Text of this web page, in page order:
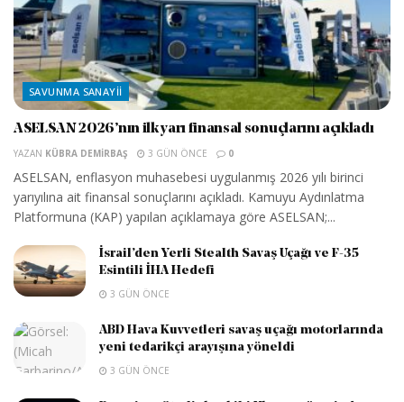
SAVUNMA SANAYII
ASELSAN 2026’nın ilk yarı finansal sonuçlarını açıkladı
YAZAN KÜBRA DEMIRBAŞ 3 GÜN ÖNCE 0
ASELSAN, enflasyon muhasebesi uygulanmış 2026 yılı birinci
yarıyılına ait finansal sonuçlarını açıkladı. Kamuyu Aydınlatma
Platformuna (KAP) yapılan açıklamaya göre ASELSAN;...
İsrail’den Yerli Stealth Savaş Uçağı ve F-35
Esintili İHA Hedefi
3 GÜN ÖNCE
ABD Hava Kuvvetleri savaş uçağı motorlarında
yeni tedarikçi arayışına yöneldi
3 GÜN ÖNCE